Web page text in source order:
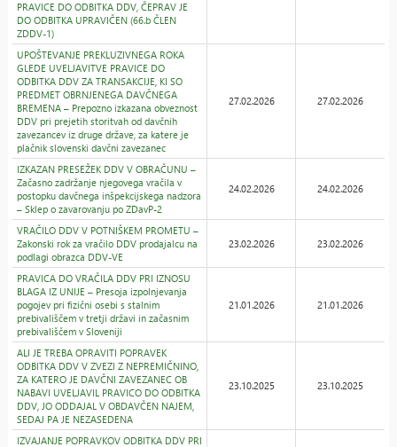
PRAVICE DO ODBITKA DDV, ČEPRAV JE
DO ODBITKA UPRAVIČEN (66.b ČLEN
ZDDV-1)
UPOŠTEVANJE PREKLUZIVNEGA ROKA
GLEDE UVELJAVITVE PRAVICE DO
ODBITKA DDV ZA TRANSAKCIJE, KI SO
PREDMET OBRNJENEGA DAVČNEGA
BREMENA – Prepozno izkazana obveznost
DDV pri prejetih storitvah od davčnih
zavezancev iz druge države, za katere je
plačnik slovenski davčni zavezanec
27.02.2026 27.02.2026
IZKAZAN PRESEŽEK DDV V OBRAČUNU –
Začasno zadržanje njegovega vračila v
postopku davčnega inšpekcijskega nadzora
– Sklep o zavarovanju po ZDavP-2
24.02.2026 24.02.2026
VRAČILO DDV V POTNIŠKEM PROMETU –
Zakonski rok za vračilo DDV prodajalcu na
podlagi obrazca DDV-VE
23.02.2026 23.02.2026
PRAVICA DO VRAČILA DDV PRI IZNOSU
BLAGA IZ UNIJE – Presoja izpolnjevanja
pogojev pri fizični osebi s stalnim
prebivališčem v tretji državi in začasnim
prebivališčem v Sloveniji
21.01.2026 21.01.2026
ALI JE TREBA OPRAVITI POPRAVEK
ODBITKA DDV V ZVEZI Z NEPREMIČNINO,
ZA KATERO JE DAVČNI ZAVEZANEC OB
NABAVI UVELJAVIL PRAVICO DO ODBITKA
DDV, JO ODDAJAL V OBDAVČEN NAJEM,
SEDAJ PA JE NEZASEDENA
23.10.2025 23.10.2025
IZVAJANJE POPRAVKOV ODBITKA DDV PRI